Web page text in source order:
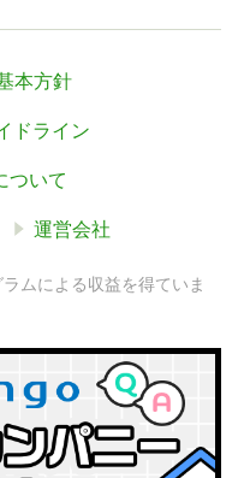
本方針
ドライン
ついて
運営会社
ムによる収益を得ていま